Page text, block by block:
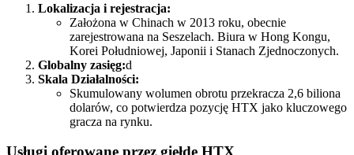
Lokalizacja i rejestracja:
Założona w Chinach w 2013 roku, obecnie
zarejestrowana na Seszelach. Biura w Hong Kongu,
Korei Południowej, Japonii i Stanach Zjednoczonych.
Globalny zasięg:d
Skala Działalności:
Skumulowany wolumen obrotu przekracza 2,6 biliona
dolarów, co potwierdza pozycję HTX jako kluczowego
gracza na rynku.